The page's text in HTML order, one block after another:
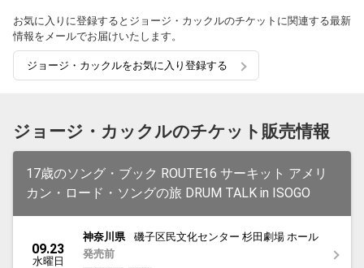
お気に入りに登録するとジョージ・カックルのチケットに関連する最新
情報をメールでお届けいたします。
ジョージ・カックルをお気に入り登録する
ジョージ・カックルのチケット販売情報
17歳のソング・ブック ROUTE16 サーキット アメリ
カン・ロード・ソングの旅 DRUM TALK in ISOGO
09.23
水曜日
神奈川県
磯子区民文化センター 杉田劇場 ホール
発売前